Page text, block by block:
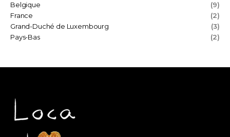
Belgique
(9)
France
(2)
Grand-Duché de Luxembourg
(3)
Pays-Bas
(2)